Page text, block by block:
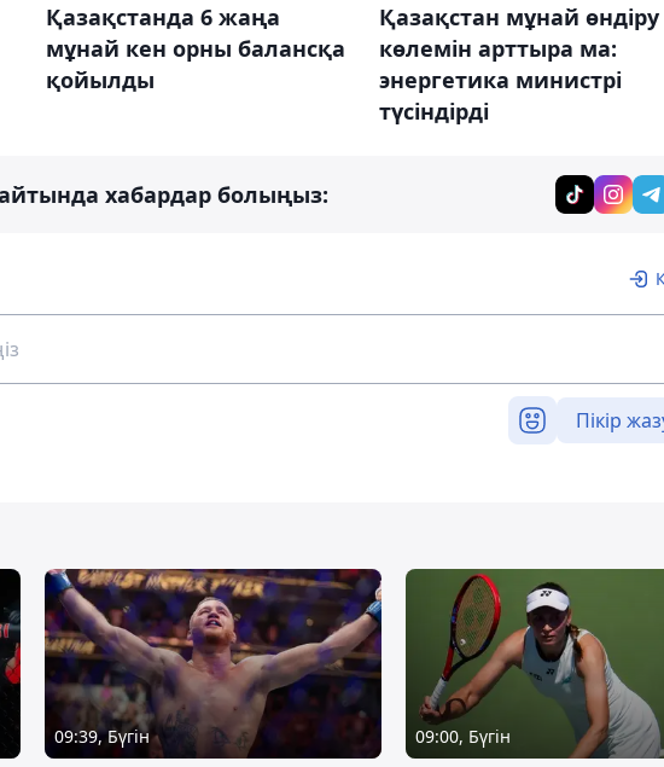
Қазақстанда 6 жаңа
мұнай кен орны балансқа
қойылды
Қазақстан мұнай өндіру
көлемін арттыра ма:
энергетика министрі
түсіндірді
хабардар болыңыз:
Пікір
09:39, Бүгін 09:00, Бүгін